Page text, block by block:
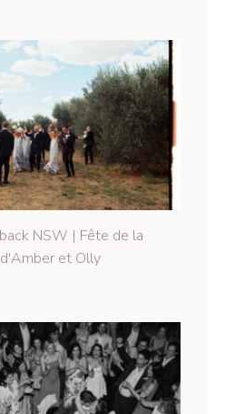
NSW | Fête de la
et Olly